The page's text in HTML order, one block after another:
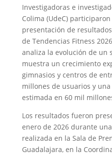
Investigadoras e
Colima (UdeC)
presentación de
de Tendencias Fitness
analiza la evolución de un
muestra un crecimiento
gimnasios y centros de
millones de usuarios y
estimada en 60 mil
Los resultados fueron
enero de 2026 durante
realizada en la Sala de
Guadalajara, en la